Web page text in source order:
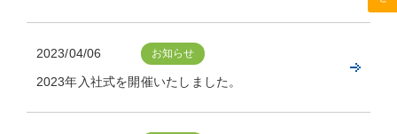
2023/04/06 お知らせ
2023年入社式を開催いたしました。